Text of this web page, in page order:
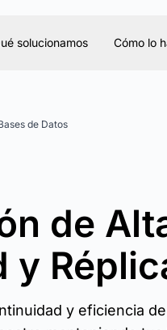
solucionamos Cómo lo
de Datos
de
y eficiencia